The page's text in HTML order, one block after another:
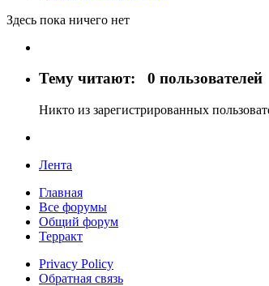
Здесь пока ничего нет
Тему читают: 0 пользователей
Никто из зарегистрированных
Лента
Главная
Все форумы
Общий форум
Терракт
Privacy Policy
Обратная связь